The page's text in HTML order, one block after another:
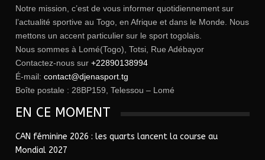
Notre mission, c’est de vous informer quotidiennement sur
l’actualité sportive au Togo, en Afrique et dans le Monde. Nous
mettons un accent particulier sur le sport togolais.
Nous sommes à Lomé(Togo), Totsi, Rue Adébayor
Contactez-nous sur +22890138994
É-mail: contact@djenasport.tg
Boîte postale : 28BP159, Telessou – Lomé
EN CE MOMENT
CAN féminine 2026 : les quarts lancent la course au
Mondial 2027